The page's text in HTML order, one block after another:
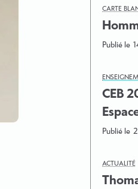
CARTE
Publié le
CEB
Publié le
ACTUALITÉ